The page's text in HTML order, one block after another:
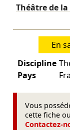
Théâtre de
En
Discipline
Pays
Vous
cette fiche
Contactez-